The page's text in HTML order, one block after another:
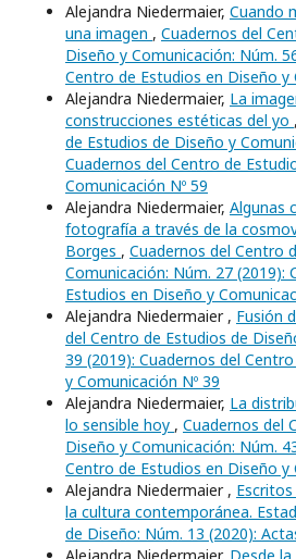
Alejandra Niedermaier, Cuando
una imagen , Cuadernos del
Diseño y Comunicación: Núm.
Centro de Estudios en Diseño y
Alejandra Niedermaier, La
construcciones estéticas del yo ,
de Estudios de Diseño y
Cuadernos del Centro de
Comunicación Nº 59
Alejandra Niedermaier, Algunas
fotografía a través de la
Borges , Cuadernos del Centro
Comunicación: Núm. 27 (2019):
Estudios en Diseño y
Alejandra Niedermaier , Fusión
del Centro de Estudios de
39 (2019): Cuadernos del
y Comunicación Nº 39
Alejandra Niedermaier, La
lo sensible hoy , Cuadernos del
Diseño y Comunicación: Núm.
Centro de Estudios en Diseño y
Alejandra Niedermaier ,
la cultura contemporánea.
de Diseño: Núm. 13 (2020):